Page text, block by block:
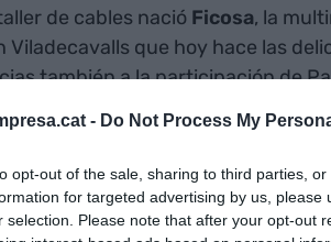
- Do Not Process My
opt-out of the sale, sharing to third parties,
for targeted advertising by us, please
selection. Please note that after your opt-out
de cables nació Ficosa, la
que hoy hace las
también a la participación de
de sangre, sudor y lágrimas",
Grand Marina.
que os